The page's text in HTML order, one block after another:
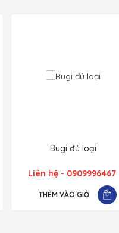
Bugi đủ loại
Liên hệ - 0909996467
THÊM VÀO GIỎ